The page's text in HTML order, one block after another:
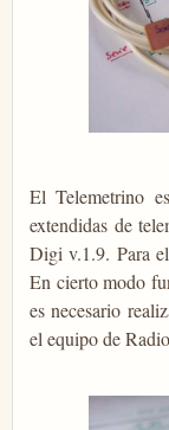
El Telemetrino
extendidas de
Digi v.1.9. Para
En cierto modo
es necesario
el equipo de